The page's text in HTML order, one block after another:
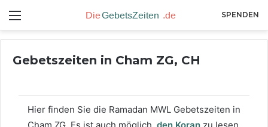
SPENDEN
Gebetszeiten in Cham ZG, CH
Hier finden Sie die Ramadan MWL Gebetszeiten in